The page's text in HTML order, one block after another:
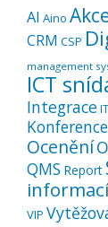
AI Aino
CRM CSP
management
ICT
Integrace
Konference
Ocenění
QMS Report
informací
VIP